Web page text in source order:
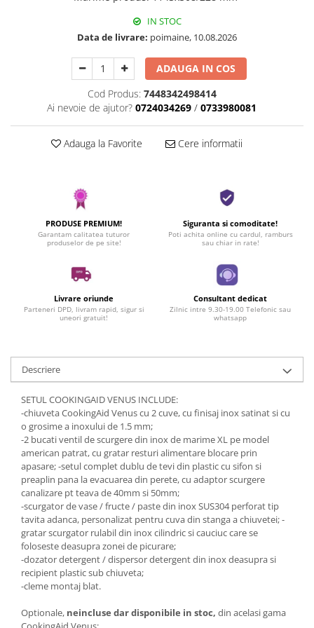
IN STOC
Data de livrare: poimaine, 10.08.2026
ADAUGA IN COS
Cod Produs: 7448342498414
Ai nevoie de ajutor? 0724034269 / 0733980081
Adauga la Favorite Cere informatii
PRODUSE PREMIUM!
Garantam calitatea tuturor
produselor de pe site!
Siguranta si comoditate!
Poti achita online cu cardul, ramburs
sau chiar in rate!
Livrare oriunde
Parteneri DPD, livram rapid, sigur si
uneori gratuit!
Consultant dedicat
Zilnic intre 9.30-19.00 Telefonic sau
whatsapp
Descriere
SETUL COOKINGAID VENUS INCLUDE:
-chiuveta CookingAid Venus cu 2 cuve, cu finisaj inox satinat si cu
o grosime a inoxului de 1.5 mm;
-2 bucati ventil de scurgere din inox de marime XL pe model
american patrat, cu gratar resturi alimentare blocare prin
apasare; -setul complet dublu de tevi din plastic cu sifon si
preaplin pana la evacuarea din perete, cu adaptor scurgere
canalizare pt teava de 40mm si 50mm;
-scurgator de vase / fructe / paste din inox SUS304 perforat tip
tavita adanca, personalizat pentru cuva din stanga a chiuvetei; -
gratar scurgator rulabil din inox cilindric si cauciuc care se
foloseste deasupra zonei de picurare;
-dozator detergent / dispersor detergent din inox deasupra si
recipient plastic sub chiuveta;
-cleme montaj blat.
Optionale, neincluse dar disponibile in stoc, din acelasi gama